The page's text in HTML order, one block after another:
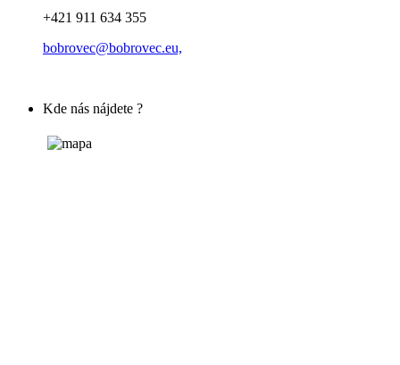
+421 911 634 355
bobrovec@bobrovec.eu,
Kde nás nájdete ?